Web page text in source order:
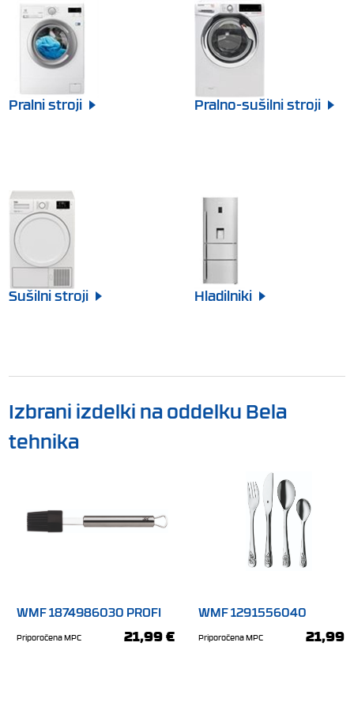
Pralnistroji
Sušilnistroji
Pralno-sušilnistroji
Hladilniki
Izbrani izdelki na oddelku Bela
tehnika
WMF 1874986030 PROFI
peko
Priporočena MPC 21,99 €
WMF 1291556040
Priporočena MPC 21,99